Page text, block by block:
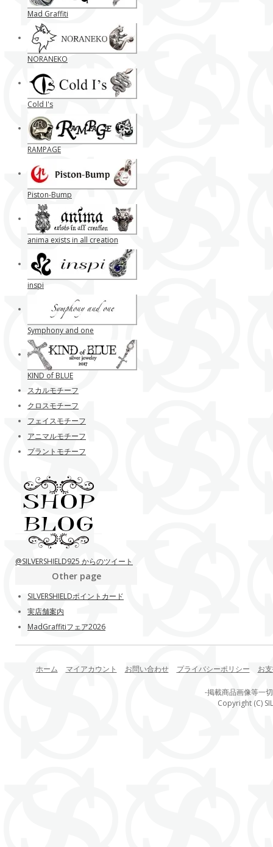
Mad Graffiti
NORANEKO
Cold I's
RAMPAGE
Piston-Bump
anima exists in all creation
inspi
Symphony and one
KIND of BLUE
スカルモチーフ
クロスモチーフ
フェイスモチーフ
アニマルモチーフ
プラントモチーフ
@SILVERSHIELD925 からのツイート
Other page
SILVERSHIELDポイントカード
実店舗案内
MadGraffitiフェア2026
ホーム マイアカウント お問い合わせ プライバシーポリシー お
-掲載商品画像等一
Copyright (C)